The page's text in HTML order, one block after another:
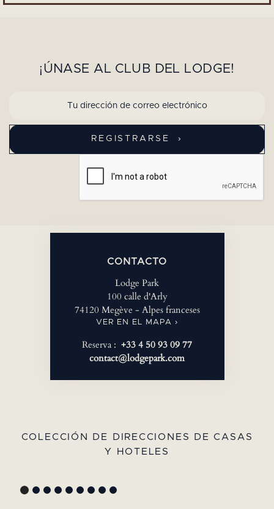
¡ÚNASE AL CLUB DEL LODGE!
CONTACTO
Lodge Park
100 calle d'Arly
74120 Megève - Alpes franceses
VER EN EL MAPA ›
Reserva : +33 4 50 93 09 77
contact@lodgepark.com
COLECCIÓN DE DIRECCIONES DE CASAS
Y HOTELES